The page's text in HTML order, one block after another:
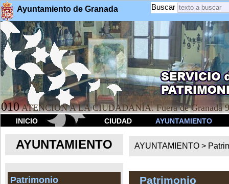
Ayuntamiento de Granada Buscar
010 ATENCION A LA CIUDADANÍA. Fuera de Granada
INICIO CIUDAD AYUNTAMIENTO
AYUNTAMIENTO
Patrimonio
AYUNTAMIENTO >
Patrimonio